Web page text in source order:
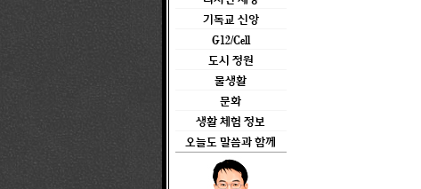
기독교 신앙
G12/Cell
도시 정원
물생활
문화
생활 체험 정보
오늘도 말씀과 함께